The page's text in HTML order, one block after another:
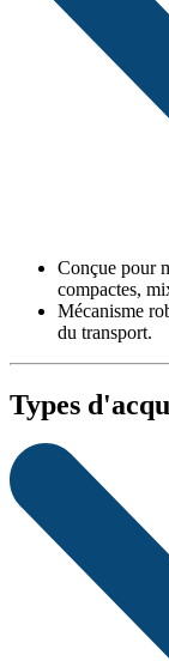
Conçue pour
compactes,
Mécanisme
du transport.
Types